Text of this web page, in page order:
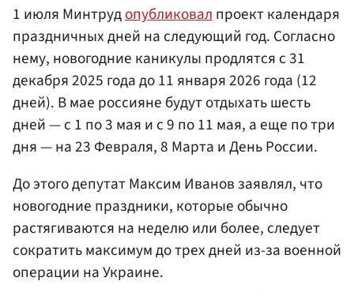
1 июля Минтрудопубликовалпроект календаря
праздничных дней на следующий год. Согласно
нему, новогодние каникулы продлятся с 31
декабря 2025 года до 11 января 2026 года (12
дней). В мае россияне будут отдыхать шесть
дней — с 1 по 3 мая и с 9 по 11 мая, а еще по три
дня — на 23 Февраля, 8 Марта и День России.
До этого депутат Максим Иванов заявлял, что
новогодние праздники, которые обычно
растягиваются на неделю или более, следует
сократить максимум до трех дней из-за военной
операции на Украине.